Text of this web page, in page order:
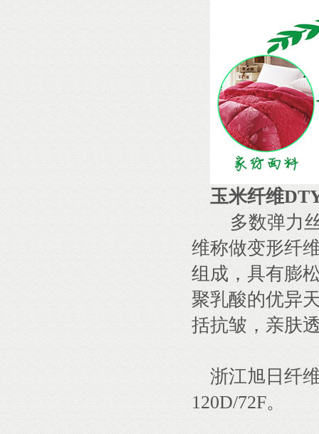
玉米纤维
多数弹力
维称做变形纤
组成，具有膨
聚乳酸的优异
括抗皱，亲肤
浙江旭日纤
120D/72F。